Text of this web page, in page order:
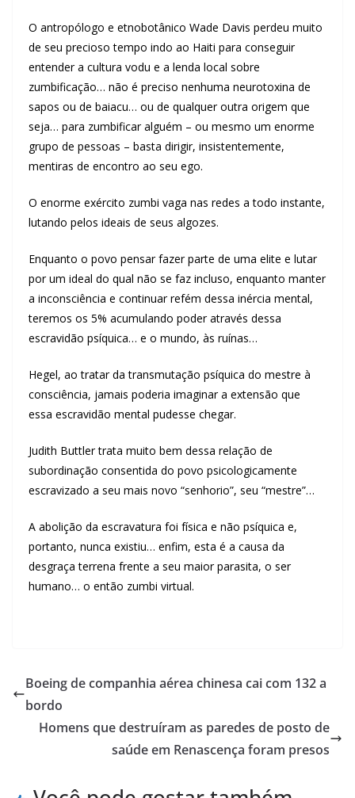
O antropólogo e etnobotânico Wade Davis perdeu muito
de seu precioso tempo indo ao Haiti para conseguir
entender a cultura vodu e a lenda local sobre
zumbificação… não é preciso nenhuma neurotoxina de
sapos ou de baiacu… ou de qualquer outra origem que
seja… para zumbificar alguém – ou mesmo um enorme
grupo de pessoas – basta dirigir, insistentemente,
mentiras de encontro ao seu ego.
O enorme exército zumbi vaga nas redes a todo instante,
lutando pelos ideais de seus algozes.
Enquanto o povo pensar fazer parte de uma elite e lutar
por um ideal do qual não se faz incluso, enquanto manter
a inconsciência e continuar refém dessa inércia mental,
teremos os 5% acumulando poder através dessa
escravidão psíquica… e o mundo, às ruínas…
Hegel, ao tratar da transmutação psíquica do mestre à
consciência, jamais poderia imaginar a extensão que
essa escravidão mental pudesse chegar.
Judith Buttler trata muito bem dessa relação de
subordinação consentida do povo psicologicamente
escravizado a seu mais novo “senhorio”, seu “mestre”…
A abolição da escravatura foi física e não psíquica e,
portanto, nunca existiu… enfim, esta é a causa da
desgraça terrena frente a seu maior parasita, o ser
humano… o então zumbi virtual.
Boeing de companhia aérea chinesa cai com 132 a
bordo
Homens que destruíram as paredes de posto de
saúde em Renascença foram presos